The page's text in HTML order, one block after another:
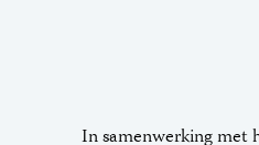
In samenwerking met